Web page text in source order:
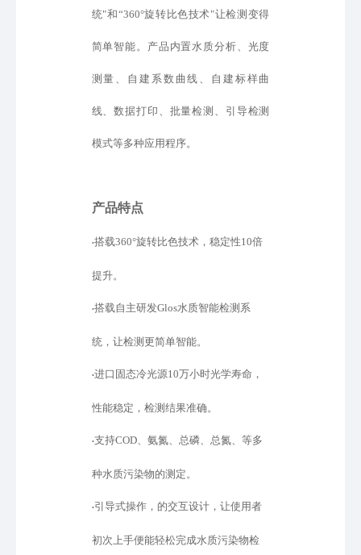
统"和 “360°旋转比色技术"让检测变得
简单智能。产品内置水质分析、光度
测量、自建 系数 曲线、 自建标样曲
线、数据打印、批量检测、引导检测
模式等多种应用程序。
产品特点
•搭载360°旋转比色技术，稳定性10倍
提升。
•搭载自主研发Glos水质智能检测系
统，让检测更简单智能。
•进口固态冷光源10万小时光学寿命，
性能稳定，检测结果准确。
•支持COD、氨氮、总磷、总氮、等多
种水质污染物的测定。
•引导式操作，的交互设计，让使用者
初次上手便能轻松完成水质污染物检